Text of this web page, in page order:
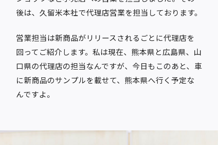
後は、久留米本社で代理店営業を担当しております。
営業担当は新商品がリリースされるごとに代理店を
回ってご紹介します。私は現在、熊本県と広島県、山
口県の代理店の担当なんですが、今日もこのあと、車
に新商品のサンプルを載せて、熊本県へ行く予定な
んですよ。